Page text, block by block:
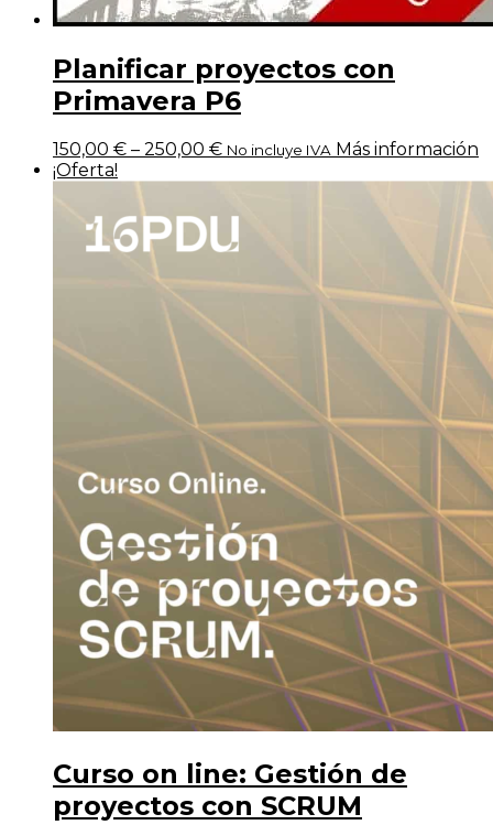
Planificar proyectos con
Primavera P6
150,00 € – 250,00 € No incluye IVA Más información
¡Oferta!
Curso on line: Gestión de
proyectos con SCRUM